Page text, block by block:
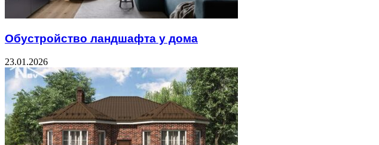
Обустройство ландшафта у дома
23.01.2026